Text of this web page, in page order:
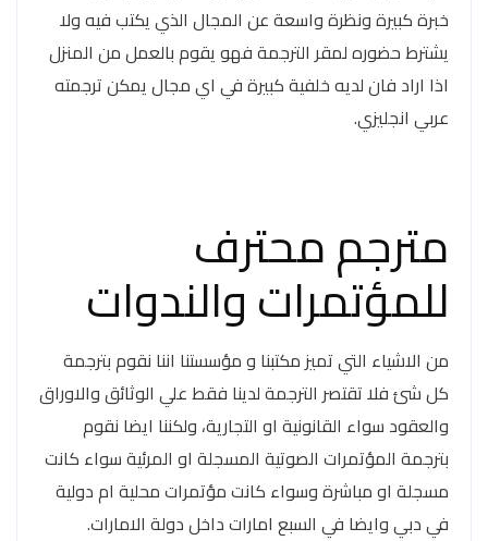
خبرة كبيرة ونظرة واسعة عن المجال الذي يكتب فيه ولا
يشترط حضوره لمقر الترجمة فهو يقوم بالعمل من المنزل
اذا اراد فان لديه خلفية كبيرة في اي مجال يمكن ترجمته
عربي انجليزي.
مترجم محترف
للمؤتمرات والندوات
من الاشياء التي تميز مكتبنا و مؤسستنا اننا نقوم بترجمة
كل شئ فلا تقتصر الترجمة لدينا فقط علي الوثائق والاوراق
والعقود سواء القانونية او التجارية، ولكننا ايضا نقوم
بترجمة المؤتمرات الصوتية المسجلة او المرئية سواء كانت
مسجلة او مباشرة وسواء كانت مؤتمرات محلية ام دولية
في دبي وايضا في السبع امارات داخل دولة الامارات.